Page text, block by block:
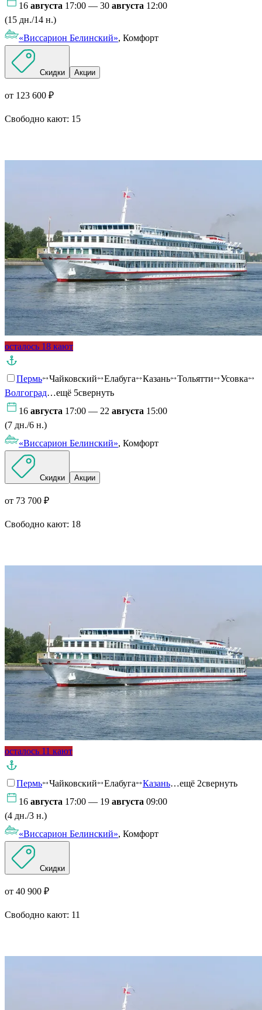
16 августа 17:00 — 30 августа 12:00
(15 дн./14 н.)
«Виссарион Белинский», Комфорт
Скидки Акции
от 123 600 ₽
Свободно кают: 15
осталось 18 кают
Пермь Чайковский Елабуга Казань Тольятти
Усовка
Волгоград…ещё 5свернуть
16 августа 17:00 — 22 августа 15:00
(7 дн./6 н.)
«Виссарион Белинский», Комфорт
Скидки Акции
от 73 700 ₽
Свободно кают: 18
осталось 11 кают
Пермь Чайковский Елабуга Казань…ещё 2свернуть
16 августа 17:00 — 19 августа 09:00
(4 дн./3 н.)
«Виссарион Белинский», Комфорт
Скидки
от 40 900 ₽
Свободно кают: 11